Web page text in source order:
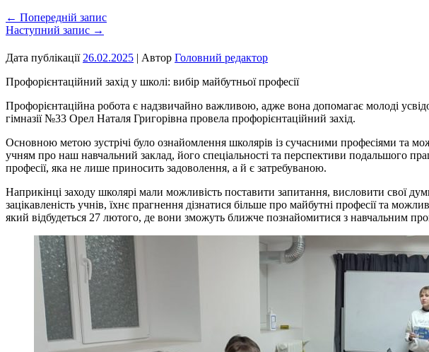
← Попередній запис
Наступний запис →
Дата публікації 26.02.2025 | Автор Головний редактор
Профорієнтаційний захід у школі: вибір майбутньої професії
Профорієнтаційна робота є надзвичайно важливою, адже вона допомагає молоді
гімназії №33 Орел Наталя Григорівна провела профорієнтаційний захід.
Основною метою зустрічі було ознайомлення школярів із сучасними професіями та
учням про наш навчальний заклад, його спеціальності та перспективи подальшого
професії, яка не лише приносить задоволення, а й є затребуваною.
Наприкінці заходу школярі мали можливість поставити запитання, висловити свої
зацікавленість учнів, їхнє прагнення дізнатися більше про майбутні професії та
який відбудеться 27 лютого, де вони зможуть ближче познайомитися з навчальним